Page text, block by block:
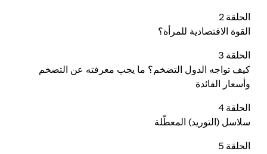
الحلقة 2
القوة الاقتصادية للمرأة؟
الحلقة 3
كيف تواجه الدول التضخم؟ ما يجب معرفته عن التضخم
وأسعار الفائدة
الحلقة 4
سلاسل (التوريد) المعطّلة
الحلقة 5